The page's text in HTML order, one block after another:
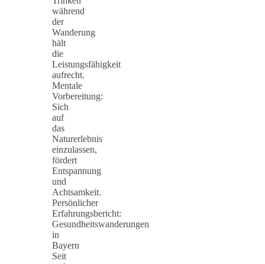
während
der
Wanderung
hält
die
Leistungsfähigkeit
aufrecht.
Mentale
Vorbereitung:
Sich
auf
das
Naturerlebnis
einzulassen,
fördert
Entspannung
und
Achtsamkeit.
Persönlicher
Erfahrungsbericht:
Gesundheitswanderungen
in
Bayern
Seit